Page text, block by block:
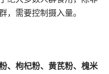
，需要控制摄入量。
、枸杞粉、黄芪粉、槐米